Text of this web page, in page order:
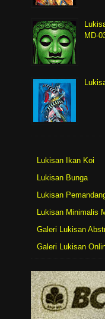
MD-
Lukisan Ikan Koi
Lukisan Bunga
Lukisan
Lukisan Minimalis
Galeri Lukisan
Galeri Lukisan